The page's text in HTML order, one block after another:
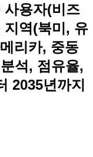
용자(비즈
지역(북미, 유
리카, 중동
석, 점유율,
2035년까지